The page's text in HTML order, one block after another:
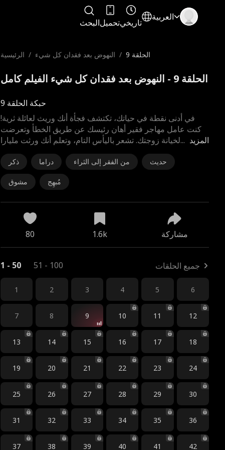
البحثتحميلتاريخي
العربية
الرئيسية / النهوض بعد فقدان كل شيء / الحلقة 9
الحلقة 9 - النهوض بعد فقدان كل شيء الفيلم كامل
حبكة الحلقة 9
المزيد
في أدنى نقطة في حياتك، تكتشف فجأة أنك وريث لعائلة ثرية!
كنت عامل مهاجر فقير أهان رئيسك عن طريق الخطأ وتعرضت
لخيانة زوجتك. تشعر باليأس التام، وتعلم أنك ورثت مليارا...
ذكر دراما من الفقر إلى الثراء حديث
مشوق مُبهِج
80 1.6k مشاركة
1 - 50 51 - 100 جميع الحلقات
1 2 3 4 5 6
7 8 9 10 11 12
13 14 15 16 17 18
19 20 21 22 23 24
25 26 27 28 29 30
31 32 33 34 35 36
37 38 39 40 41 42